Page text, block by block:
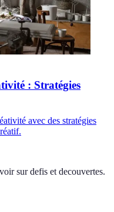
: Stratégies
avec des stratégies
sur defis et decouvertes.